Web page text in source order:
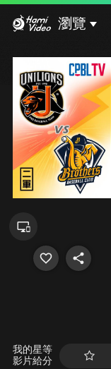
瀏覽
我的星等
影片給分